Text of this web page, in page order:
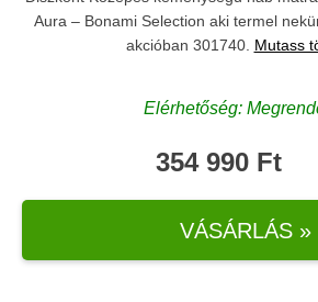
Aura – Bonami Selection aki termel
akcióban 301740. Mutass
Elérhetőség:
354 990 Ft
VÁSÁRLÁS »